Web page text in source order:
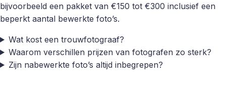
bijvoorbeeld een pakket van €150 tot €300 inclusief een
beperkt aantal bewerkte foto’s.
Wat kost een trouwfotograaf?
Waarom verschillen prijzen van fotografen zo sterk?
Zijn nabewerkte foto’s altijd inbegrepen?